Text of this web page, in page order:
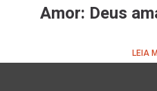
Amor: Deus
LEIA